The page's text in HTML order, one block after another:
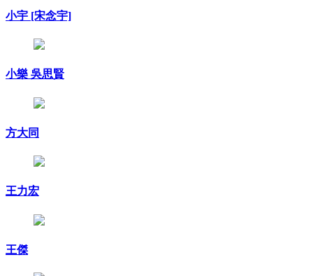
小宇 [宋念宇]
小樂 吳思賢
方大同
王力宏
王傑